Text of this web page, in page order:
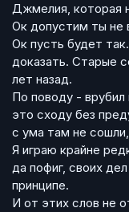
Джмелия, которая
Ок допустим ты не
Ок пусть будет
доказать. Старые
лет назад.
По поводу -
это сходу без
с ума там не
Я играю крайне
да пофиг, своих
принципе.
И от этих слов не